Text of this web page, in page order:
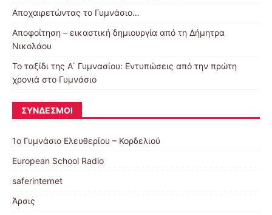
Αποχαιρετώντας το Γυμνάσιο…
Αποφοίτηση – εικαστική δημιουργία από τη Δήμητρα
Νικολάου
Το ταξίδι της Α΄ Γυμνασίου: Εντυπώσεις από την πρώτη
χρονιά στο Γυμνάσιο
ΣΎΝΔΕΣΜΟΙ
1ο Γυμνάσιο Ελευθερίου – Κορδελιού
European School Radio
saferinternet
Άρσις